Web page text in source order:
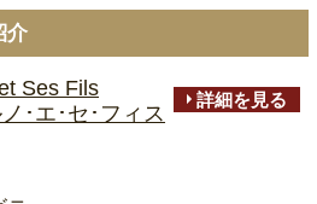
介
Ses Fils
･エ･セ･フィス
詳細を見る